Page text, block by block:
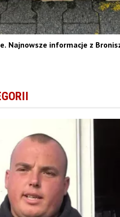
Najnowsze informacje z